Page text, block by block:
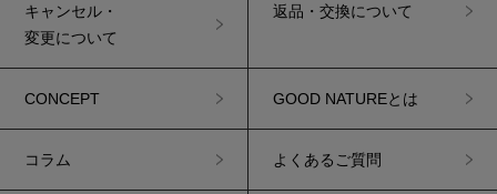
キャンセル・
変更について
返品・交換について
CONCEPT GOOD NATUREとは
コラム よくあるご質問